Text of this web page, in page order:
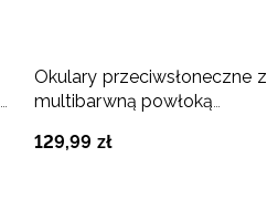
Okulary przeciwsłoneczne z
multibarwną powłoką
129,99 zł